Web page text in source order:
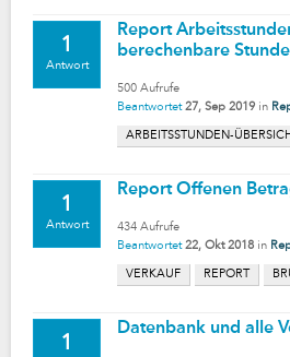
1
Antwort
Report
berechenbare
500 Aufrufe
Beantwortet 27, Sep 2019 in
ARBEITSSTUNDEN-
1
Antwort
Report Offenen
434 Aufrufe
Beantwortet 22, Okt 2018 in
VERKAUF REPORT
1
Datenbank und alle